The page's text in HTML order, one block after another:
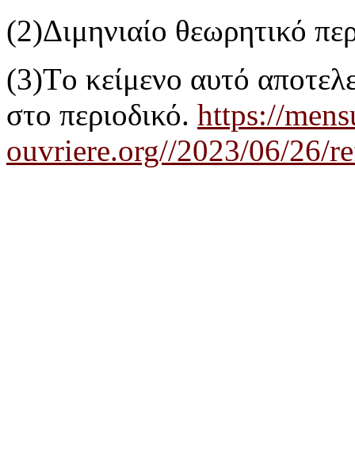
(2)Διμηνιαίο θεωρητικό
(3)Tο κείμενο αυτό
στο περιοδικό. https://
ouvriere.org//2023/06/26/